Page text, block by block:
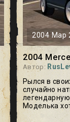
2004 Мар
Автор:
Рылся в
случайно
легендарную
Моделька